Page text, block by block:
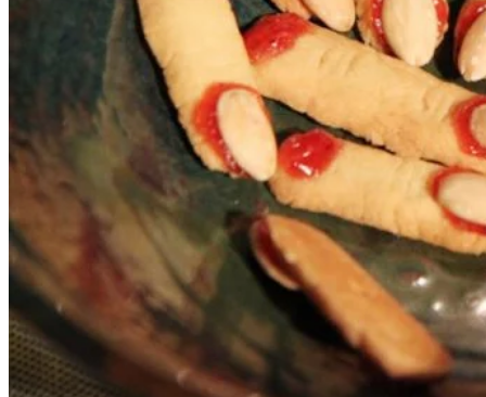
Šport a agroturistika
Školstvo
Ekonomika obchod a doprava
Žilinský kraj
Tipy
Výlet
Turistika
Cyklistika
Hrady
Podujatia
Výstava
Galéria
Festival
Folklór
Koncert
Ubytovanie
Pobyty
Wellness
Gastro